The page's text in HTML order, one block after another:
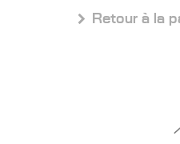
 Retour à la